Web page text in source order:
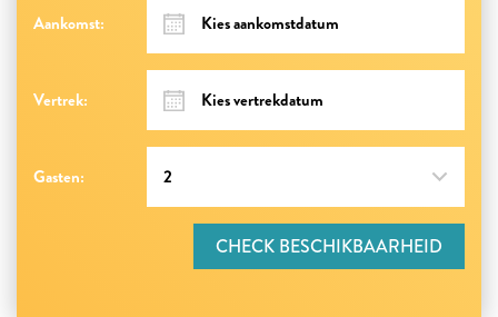
Aankomst:
Vertrek:
Gasten:
CHECK BESCHIKBAARHEID